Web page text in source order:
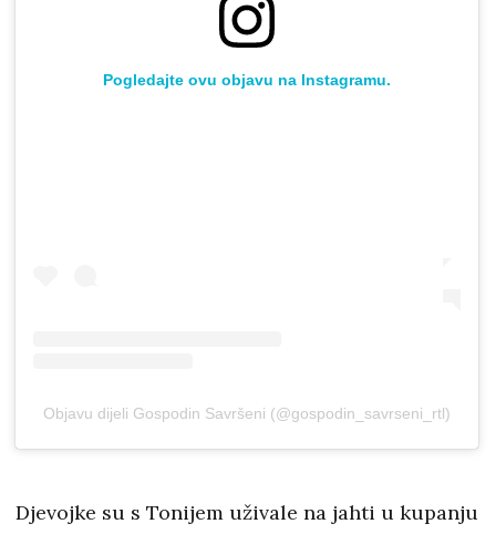
Pogledajte ovu objavu na Instagramu.
Objavu dijeli Gospodin Savršeni (@gospodin_savrseni_rtl)
Djevojke su s Tonijem uživale na jahti u kupanju